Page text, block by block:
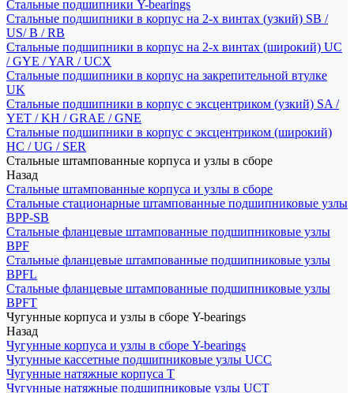
Стальные подшипники Y-bearings
Стальные подшипники в корпус на 2-х винтах (узкий) SB /
US/ B / RB
Стальные подшипники в корпус на 2-х винтах (широкий) UC
/ GYE / YAR / UCX
Стальные подшипники в корпус на закрепительной втулке
UK
Стальные подшипники в корпус с эксцентриком (узкий) SA /
YET / KH / GRAE / GNE
Стальные подшипники в корпус с эксцентриком (широкий)
HC / UG / SER
Стальные штампованные корпуса и узлы в сборе
Назад
Стальные штампованные корпуса и узлы в сборе
Стальные стационарные штампованные подшипниковые узлы
BPP-SB
Стальные фланцевые штампованные подшипниковые узлы
BPF
Стальные фланцевые штампованные подшипниковые узлы
BPFL
Стальные фланцевые штампованные подшипниковые узлы
BPFT
Чугунные корпуса и узлы в сборе Y-bearings
Назад
Чугунные корпуса и узлы в сборе Y-bearings
Чугунные кассетные подшипниковые узлы UCC
Чугунные натяжные корпуса T
Чугунные натяжные подшипниковые узлы UCT